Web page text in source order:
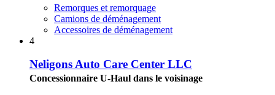
Remorques et remorquage
Camions de déménagement
Accessoires de déménagement
4
Neligons Auto Care Center LLC
Concessionnaire U-Haul dans le voisinage